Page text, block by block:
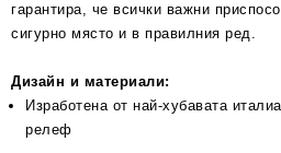
гарантира, че всички важни
сигурно място и в правилния ред.
Дизайн и материали:
Изработена от най-хубавата
релеф